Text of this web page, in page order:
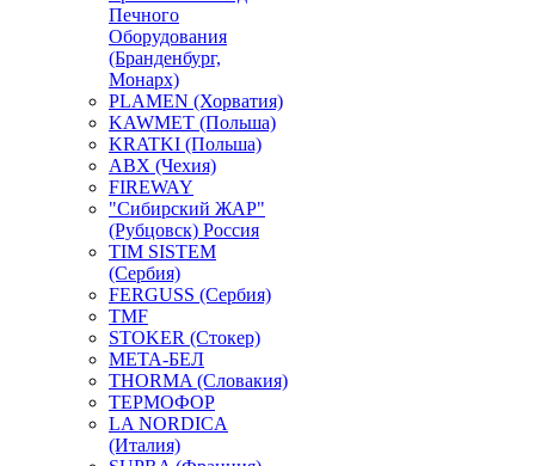
Печного
Оборудования
(Бранденбург,
Монарх)
PLAMEN (Хорватия)
KAWMET (Польша)
KRATKI (Польша)
ABX (Чехия)
FIREWAY
"Сибирский ЖАР"
(Рубцовск) Россия
TIM SISTEM
(Сербия)
FERGUSS (Сербия)
TMF
STOKER (Стокер)
МЕТА-БЕЛ
THORMA (Словакия)
ТЕРМОФОР
LA NORDICA
(Италия)